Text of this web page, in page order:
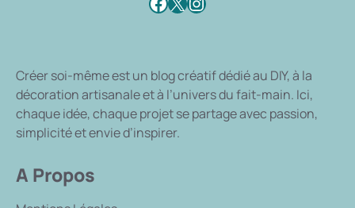
Créer soi-mêmeest un blog créatif dédié au DIY, à la
décoration artisanale et à l’univers du fait-main. Ici,
chaque idée, chaque projet se partage avec passion,
simplicité et envie d’inspirer.
A Propos